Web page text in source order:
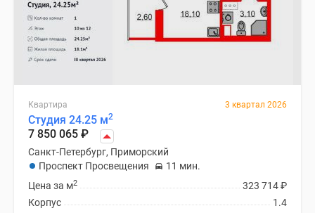
Квартира 3 квартал 2026
Студия 24.25 м2
7 850 065 ₽
Санкт-Петербург, Приморский
Проспект Просвещения
11 мин.
323 714₽
Цена за м2
1.4
Корпус